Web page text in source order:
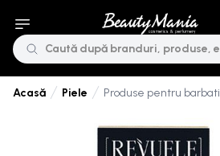
Acasă Piele Produse pentru barbati